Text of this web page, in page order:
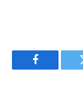
Facebook